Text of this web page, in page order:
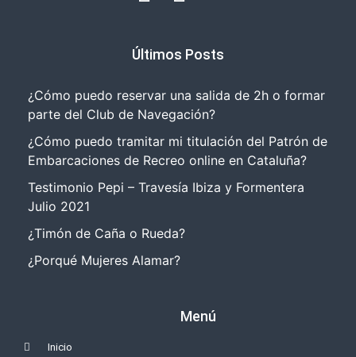
Últimos Posts
¿Cómo puedo reservar una salida de 2h o formar
parte del Club de Navegación?
¿Cómo puedo tramitar mi titulación del Patrón de
Embarcaciones de Recreo online en Cataluña?
Testimonio Pepi – Travesía Ibiza y Formentera
Julio 2021
¿Timón de Caña o Rueda?
¿Porqué Mujeres Alamar?
Menú
Inicio